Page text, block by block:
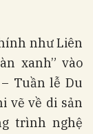
như Liên
xanh” vào
Tuần lễ Du
vẽ về di sản
trình nghệ